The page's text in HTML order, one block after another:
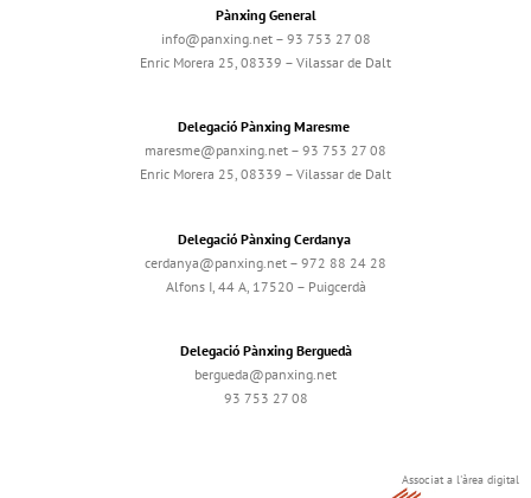
Pànxing General
info@panxing.net – 93 753 27 08
Enric Morera 25, 08339 – Vilassar de Dalt
Delegació Pànxing Maresme
maresme@panxing.net – 93 753 27 08
Enric Morera 25, 08339 – Vilassar de Dalt
Delegació Pànxing Cerdanya
cerdanya@panxing.net – 972 88 24 28
Alfons I, 44 A, 17520 – Puigcerdà
Delegació Pànxing Berguedà
bergueda@panxing.net
93 753 27 08
Associat a l'àrea digital